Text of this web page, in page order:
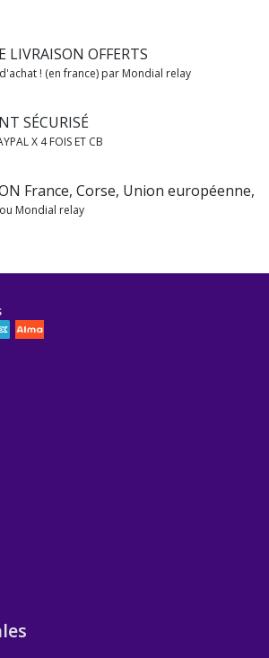
LIVRAISON OFFERTS
! (en france) par Mondial relay
SÉCURISÉ
X 4 FOIS ET CB
France, Corse, Union européenne,
Mondial relay